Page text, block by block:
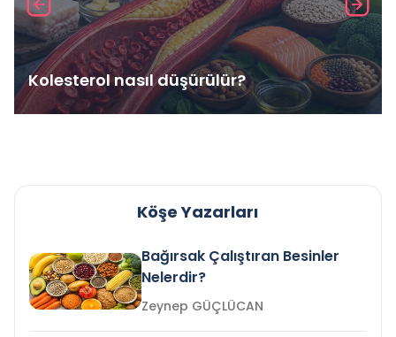
Kolesterol nasıl düşürülür?
Köşe Yazarları
Bağırsak Çalıştıran Besinler
Nelerdir?
Zeynep GÜÇLÜCAN